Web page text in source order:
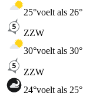
25°voelt als 26°
ZZW
30°voelt als 30°
ZZW
24°voelt als 25°